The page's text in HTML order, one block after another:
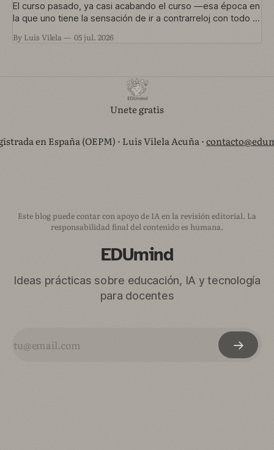
El curso pasado, ya casi acabando el curso —esa época en
la que uno tiene la sensación de ir a contrarreloj con todo lo
proyecto que está en marcha ahora. Una convocatoria de
By Luis Vilela 05 jul. 2026
Unete gratis
en España (OEPM) · Luis Vilela Acuña ·
Este blog puede contar con apoyo de IA en la revisión editorial. La
responsabilidad final del contenido es humana.
EDUmind
Ideas prácticas sobre educación, IA y tecnología
para docentes